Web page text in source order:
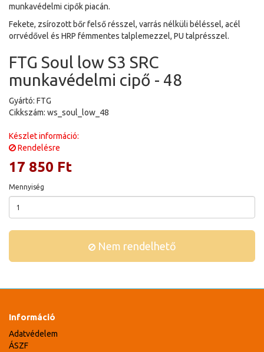
munkavédelmi cipők piacán.
Fekete, zsírozott bőr felső résszel, varrás nélküli béléssel, acél
orrvédővel és HRP fémmentes talplemezzel, PU talprésszel.
FTG Soul low S3 SRC
munkavédelmi cipő - 48
Gyártó: FTG
Cikkszám: ws_soul_low_48
Készlet információ:
Rendelésre
17 850 Ft
Mennyiség
Nem rendelhető
Információ
Adatvédelem
ÁSZF